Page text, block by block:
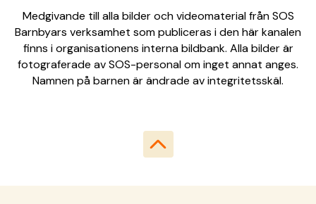
Medgivande till alla bilder och videomaterial från SOS
Barnbyars verksamhet som publiceras i den här kanalen
finns i organisationens interna bildbank. Alla bilder är
fotograferade av SOS-personal om inget annat anges.
Namnen på barnen är ändrade av integritetsskäl.